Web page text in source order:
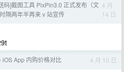
码]截图工具 PixPin3.0 正式发布（文
隔两年半再来 v 站宣传
4 月
14 日
› iOS App 内购价格对比 4 月 10 日